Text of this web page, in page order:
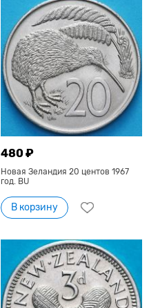
480 ₽
Новая Зеландия 20 центов 1967
год. BU
В корзину